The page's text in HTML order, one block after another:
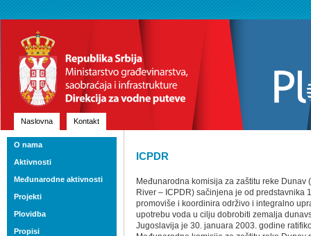
Naslovna Kontakt
ICPDR
Međunarodna komisija za zaštitu reke
River – ICPDR) sačinjena je od
promoviše i koordinira održivo i integralno
upotrebu voda u cilju dobrobiti zemalja
Jugoslavija je 30. januara 2003. godine
O nama
Aktivnosti
Međunarodne aktivnosti
Projekti
Plovidba
Propisi